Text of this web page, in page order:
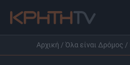
Αρχική / Όλα είναι Δρόμος /